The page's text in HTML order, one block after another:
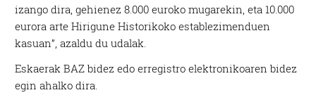
izango dira, gehienez 8.000 euroko mugarekin, eta 10.000
eurora arte Hirigune Historikoko establezimenduen
kasuan”, azaldu du udalak.
Eskaerak BAZ bidez edo erregistro elektronikoaren bidez
egin ahalko dira.